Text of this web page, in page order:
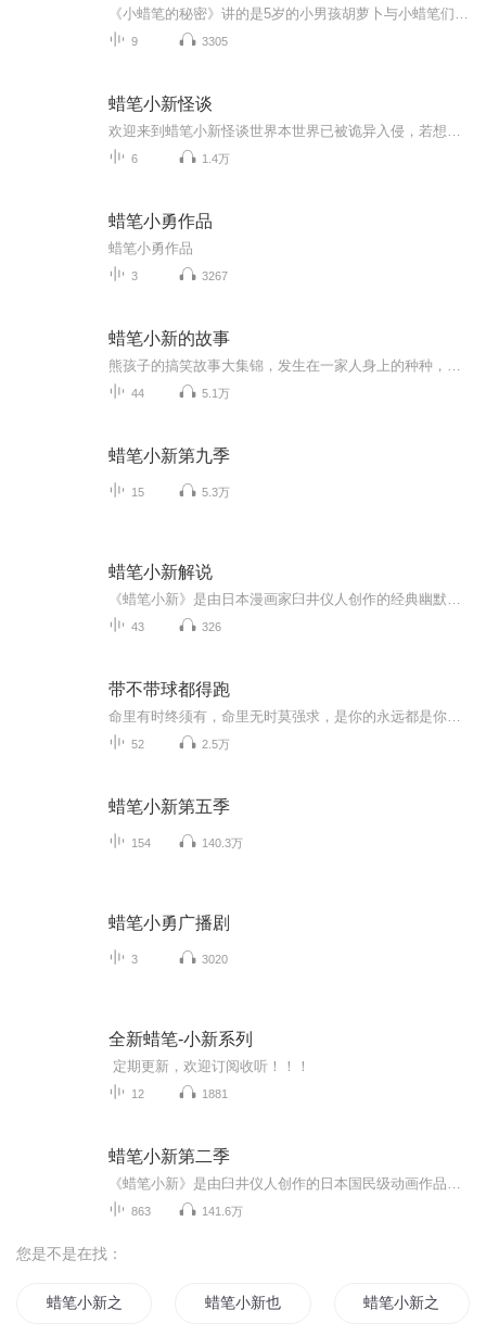
9 3305
蜡笔小新怪谈
6 1.4万
蜡笔小勇作品
蜡笔小勇作品
3 3267
蜡笔小新的故事
44 5.1万
蜡笔小新第九季
15 5.3万
蜡笔小新解说
43 326
带不带球都得跑
52 2.5万
蜡笔小新第五季
154 140.3万
蜡笔小勇广播剧
3 3020
全新蜡笔-小新系列
定期更新，欢迎订阅收听！！！
12 1881
蜡笔小新第二季
863 141.6万
您是不是在找：
蜡笔小新之悠闲生活 蜡笔小新也要当修仙者 蜡笔小新之体验